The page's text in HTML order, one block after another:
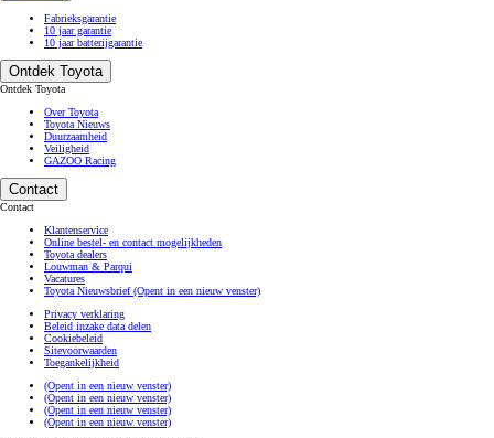
Fabrieksgarantie
10 jaar garantie
10 jaar batterijgarantie
Ontdek Toyota
Ontdek Toyota
Over Toyota
Toyota Nieuws
Duurzaamheid
Veiligheid
GAZOO Racing
Contact
Contact
Klantenservice
Online bestel- en contact mogelijkheden
Toyota dealers
Louwman & Parqui
Vacatures
Toyota Nieuwsbrief(Opent in een nieuw venster)
Privacy verklaring
Beleid inzake data delen
Cookiebeleid
Sitevoorwaarden
Toegankelijkheid
(Opent in een nieuw venster)
(Opent in een nieuw venster)
(Opent in een nieuw venster)
(Opent in een nieuw venster)